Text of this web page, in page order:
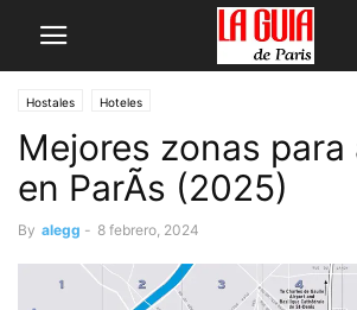
Hostales Hoteles
Mejores zonas para
en ParÃ­s (2025)
By alegg - 8 febrero, 2024